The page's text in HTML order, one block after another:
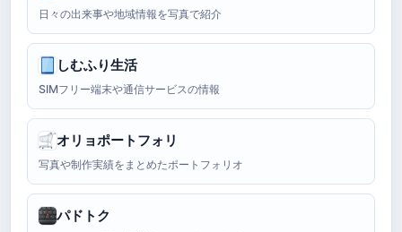
日々の出来事や地域情報を写真で紹介
しむふり生活
SIMフリー端末や通信サービスの情報
オリョポートフォリ
写真や制作実績をまとめたポートフォリオ
パドトク